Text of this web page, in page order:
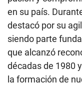
en su país.
destacó por su
siendo parte
que alcanzó
décadas de 1980
la formación de